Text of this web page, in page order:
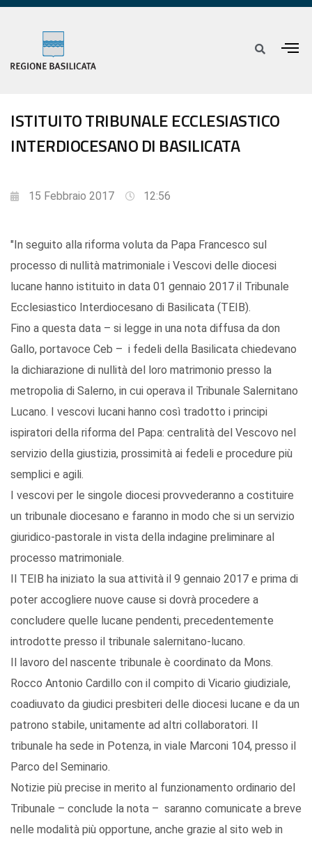
ISTITUITO TRIBUNALE ECCLESIASTICO
INTERDIOCESANO DI BASILICATA
15 Febbraio 2017 12:56
"In seguito alla riforma voluta da Papa Francesco sul
processo di nullità matrimoniale i Vescovi delle diocesi
lucane hanno istituito in data 01 gennaio 2017 il Tribunale
Ecclesiastico Interdiocesano di Basilicata (TEIB).
Fino a questa data – si legge in una nota diffusa da don
Gallo, portavoce Ceb – i fedeli della Basilicata chiedevano
la dichiarazione di nullità del loro matrimonio presso la
metropolia di Salerno, in cui operava il Tribunale Salernitano
Lucano. I vescovi lucani hanno così tradotto i principi
ispiratori della riforma del Papa: centralità del Vescovo nel
servizio della giustizia, prossimità ai fedeli e procedure più
semplici e agili.
I vescovi per le singole diocesi provvederanno a costituire
un tribunale diocesano e faranno in modo che si un servizio
giuridico-pastorale in vista della indagine preliminare al
processo matrimoniale.
Il TEIB ha iniziato la sua attività il 9 gennaio 2017 e prima di
poter accogliere nuove cause si dovrà procedere a
concludere quelle lucane pendenti, precedentemente
introdotte presso il tribunale salernitano-lucano.
Il lavoro del nascente tribunale è coordinato da Mons.
Rocco Antonio Cardillo con il compito di Vicario giudiziale,
coadiuvato da giudici presbiteri delle diocesi lucane e da un
patrono stabile, unitamente ad altri collaboratori. Il
tribunale ha sede in Potenza, in viale Marconi 104, presso il
Parco del Seminario.
Notizie più precise in merito al funzionamento ordinario del
Tribunale – conclude la nota – saranno comunicate a breve
nelle modalità più opportune, anche grazie al sito web in